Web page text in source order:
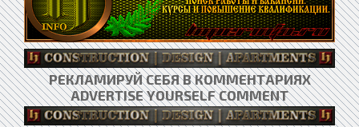
РЕКЛАМИРУЙ СЕБЯ В КОММЕНТАРИЯХ
ADVERTISE YOURSELF COMMENT